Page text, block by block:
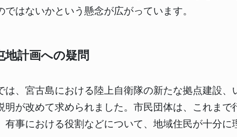
ではないかという懸念が広がっています。
地計画への疑問
は、宮古島における陸上自衛隊の新たな拠点建設
明が改めて求められました。市民団体は、これま
有事における役割などについて、地域住民が十分